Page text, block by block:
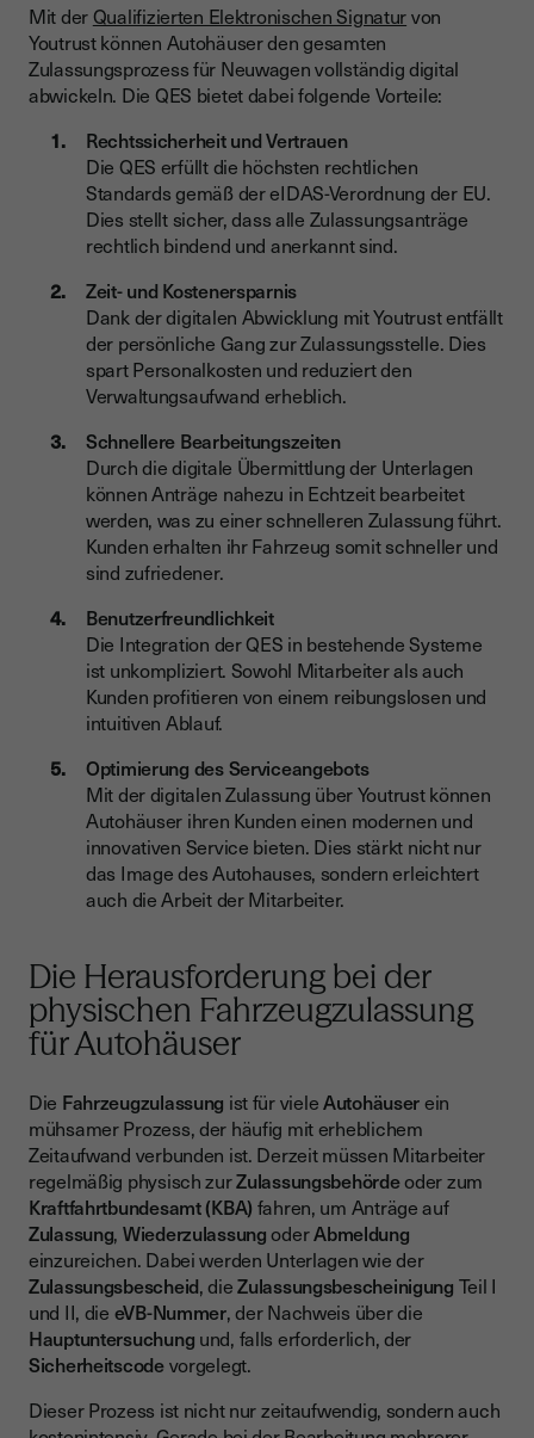
Mit der Qualifizierten Elektronischen Signaturvon
Youtrust können Autohäuser den gesamten
Zulassungsprozess für Neuwagen vollständig digital
abwickeln. Die QES bietet dabei folgende Vorteile:
Rechtssicherheit und Vertrauen
Die QES erfüllt die höchsten rechtlichen
Standards gemäß der eIDAS-Verordnung der EU.
Dies stellt sicher, dass alle Zulassungsanträge
rechtlich bindend und anerkannt sind.
Zeit- und Kostenersparnis
Dank der digitalen Abwicklung mit Youtrust entfällt
der persönliche Gang zur Zulassungsstelle. Dies
spart Personalkosten und reduziert den
Verwaltungsaufwand erheblich.
Schnellere Bearbeitungszeiten
Durch die digitale Übermittlung der Unterlagen
können Anträge nahezu in Echtzeit bearbeitet
werden, was zu einer schnelleren Zulassung führt.
Kunden erhalten ihr Fahrzeug somit schneller und
sind zufriedener.
Benutzerfreundlichkeit
Die Integration der QES in bestehende Systeme
ist unkompliziert. Sowohl Mitarbeiter als auch
Kunden profitieren von einem reibungslosen und
intuitiven Ablauf.
Optimierung des Serviceangebots
Mit der digitalen Zulassung über Youtrust können
Autohäuser ihren Kunden einen modernen und
innovativen Service bieten. Dies stärkt nicht nur
das Image des Autohauses, sondern erleichtert
auch die Arbeit der Mitarbeiter.
Die Herausforderung bei der
physischen Fahrzeugzulassung
für Autohäuser
Die Fahrzeugzulassung ist für vieleAutohäuserein
mühsamer Prozess, der häufig mit erheblichem
Zeitaufwand verbunden ist. Derzeit müssen Mitarbeiter
regelmäßig physisch zurZulassungsbehördeoder zum
Kraftfahrtbundesamt (KBA) fahren, um Anträge auf
Zulassung, WiederzulassungoderAbmeldung
einzureichen. Dabei werden Unterlagen wie der
Zulassungsbescheid, dieZulassungsbescheinigung Teil I
und II, die eVB-Nummer, der Nachweis über die
Hauptuntersuchung und, falls erforderlich, der
Sicherheitscodevorgelegt.
Dieser Prozess ist nicht nur zeitaufwendig, sondern auch